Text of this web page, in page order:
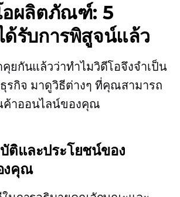
อผลิตภัณฑ์: 5
รับการพิสูจน์แล้ว
ยกันแล้วว่าทำไมวิดีโอจึงจำเป็น
รกิจ มาดูวิธีต่างๆ ที่คุณสามารถ
ค้าออนไลน์ของคุณ
ติและประโยชน์ของ
งคุณ